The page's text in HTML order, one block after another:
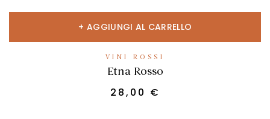
AGGIUNGI AL CARRELLO
VINI ROSSI
Etna Rosso
28,00 €